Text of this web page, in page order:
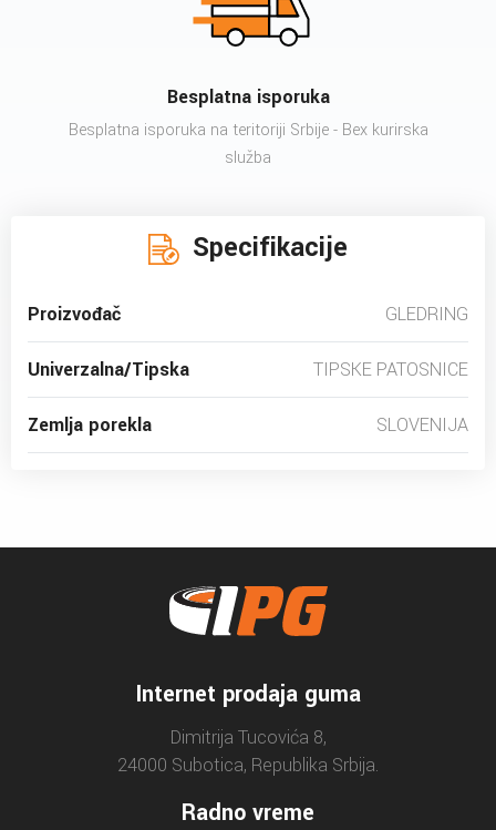
Besplatna isporuka
Besplatna isporuka na teritoriji Srbije - Bex kurirska
služba
Specifikacije
Proizvođač GLEDRING
Univerzalna/Tipska TIPSKE PATOSNICE
Zemlja porekla SLOVENIJA
Internet prodaja guma
Dimitrija Tucovića 8,
24000 Subotica, Republika Srbija.
Radno vreme